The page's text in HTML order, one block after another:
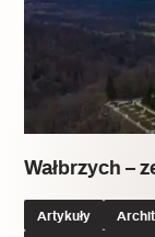
Wałbrzych –
Artykuły